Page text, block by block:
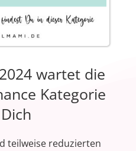
wartet die
Kategorie
teilweise reduzierten